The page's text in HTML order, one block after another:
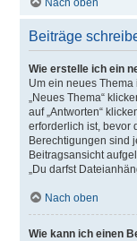
Nach oben
Beiträge
Wie erstelle ich ein
Um ein neues
„Neues Thema“
auf „Antworten“
erforderlich ist, bevor
Berechtigungen sind
Beitragsansicht
„Du darfst
Nach oben
Wie kann ich einen